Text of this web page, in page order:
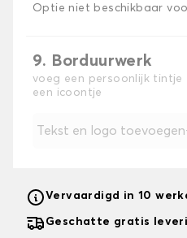
Optie niet beschikbaar
9. Borduurwerk
voeg een persoonlijk
een icoontje
Tekst en logo toevoegen
Vervaardigd in 10
Geschatte gratis